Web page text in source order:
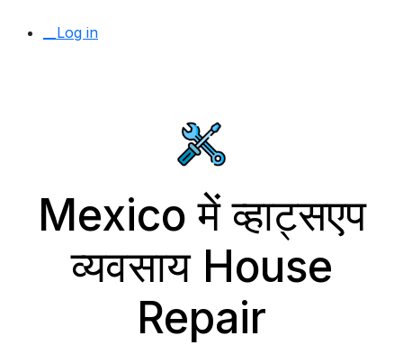
__Log in
Mexico में व्हाट्सएप
व्यवसाय House
Repair